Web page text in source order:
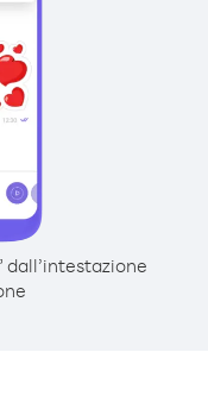
dall’intestazione